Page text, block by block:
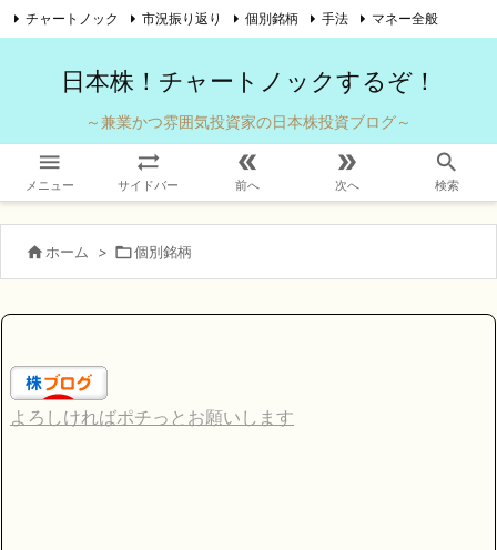
日本株！チャートノックするぞ！
～兼業かつ雰囲気投資家の日本株投資ブログ～

メニュー

サイドバー

前へ

次へ

検索
チャートノック 市況振り返り 個別銘柄 手法 マネー全般
 ホーム > 個別銘柄
よろしければポチっとお願いします